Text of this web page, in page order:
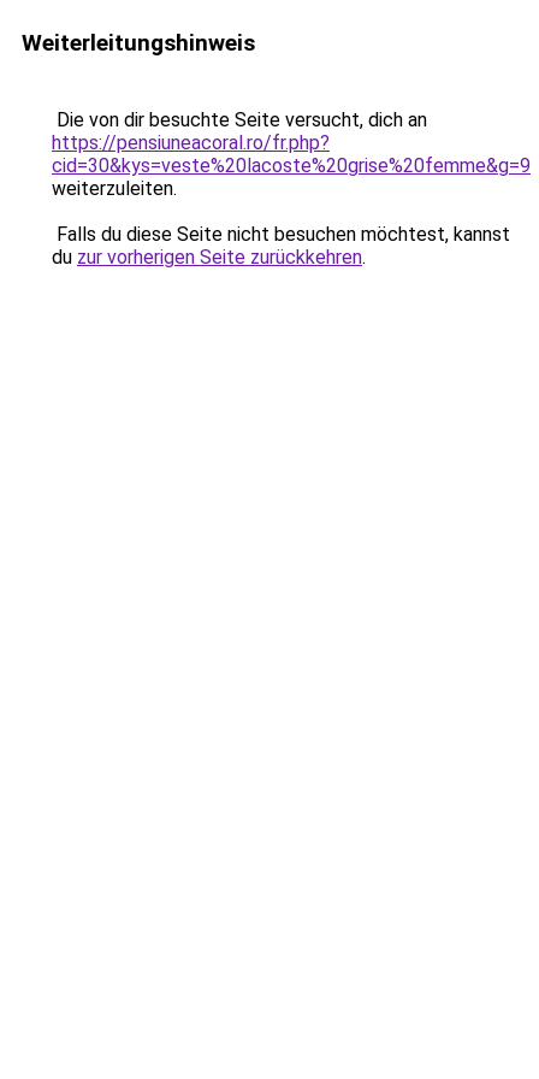
Weiterleitungshinweis
Die von dir besuchte Seite versucht, dich an
https://pensiuneacoral.ro/fr.php?
cid=30&kys=veste%20lacoste%20grise%20femme&g=9
weiterzuleiten.
Falls du diese Seite nicht besuchen möchtest, kannst
du zur vorherigen Seite zurückkehren.